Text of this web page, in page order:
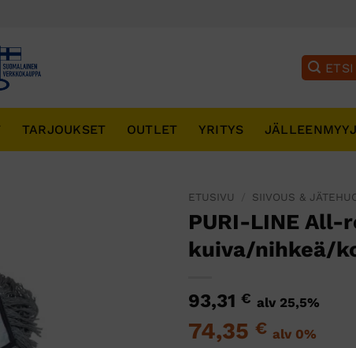
TARJOUKSET OUTLET YRITYS
ETUSIVU SIIVOUS &
PURI-LINE
kuiva/nihkeä/
93,31 € alv 25,5%
74,35 € alv 0%